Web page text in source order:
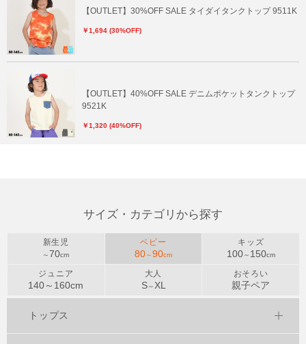
【OUTLET】30%OFF SALE タイダイタンクトップ 9511K
￥1,694 (30%OFF)
【OUTLET】40%OFF SALE デニムポケットタンクトップ
9521K
￥1,320 (40%OFF)
サイズ・カテゴリから探す
新生児
～ 70cm
ベビー
80～90cm
キッズ
100～ 150cm
ジュニア
140～ 160cm
大人
S～ XL
おそろい
親子ペア
トップス